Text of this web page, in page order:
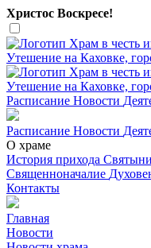
Христос Воскресе!
Расписание Новости
Расписание Новости
О храме
История прихода
Священноначалие
Контакты
Главная
Новости